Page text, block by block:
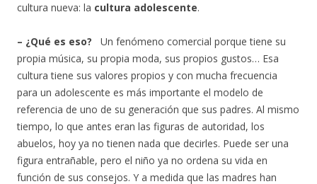
cultura nueva: la cultura adolescente.
– ¿Qué es eso? Un fenómeno comercial porque tiene su
propia música, su propia moda, sus propios gustos… Esa
cultura tiene sus valores propios y con mucha frecuencia
para un adolescente es más importante el modelo de
referencia de uno de su generación que sus padres. Al mismo
tiempo, lo que antes eran las figuras de autoridad, los
abuelos, hoy ya no tienen nada que decirles. Puede ser una
figura entrañable, pero el niño ya no ordena su vida en
función de sus consejos. Y a medida que las madres han